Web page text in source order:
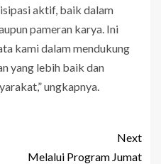
aktif, baik dalam
pameran karya. Ini
kami dalam mendukung
yang lebih baik dan
ungkapnya.
Next
Melalui Program Jumat